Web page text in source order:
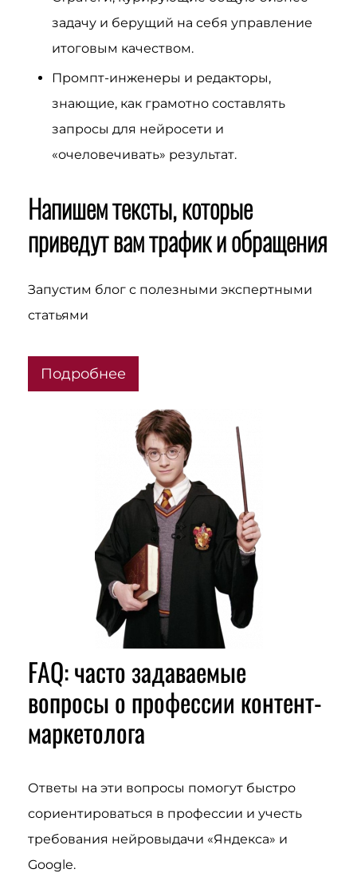
задачу и берущий на себя управление
итоговым качеством.
Промпт-инженеры и редакторы,
знающие, как грамотно составлять
запросы для нейросети и
«очеловечивать» результат.
Напишем тексты, которые
приведут вам трафик и обращения
Запустим блог с полезными экспертными
статьями
Подробнее
FAQ: часто задаваемые
вопросы о профессии контент-
маркетолога
Ответы на эти вопросы помогут быстро
сориентироваться в профессии и учесть
требования нейровыдачи «Яндекса» и
Google.